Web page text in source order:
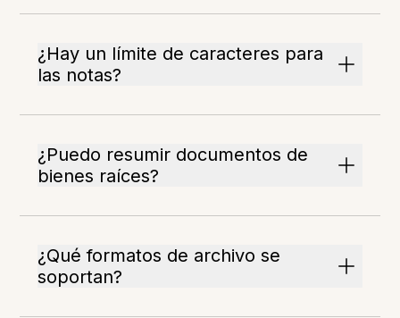
¿Hay un límite de caracteres para
las notas?
¿Puedo resumir documentos de
bienes raíces?
¿Qué formatos de archivo se
soportan?